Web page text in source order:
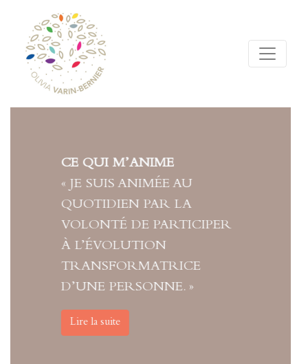
CERTIFIÉE ET
FORMATRICE DEPUIS 15
ANS AU CENTRE
600 PERSONNES DANS
LEUR DÉCOUVERTE